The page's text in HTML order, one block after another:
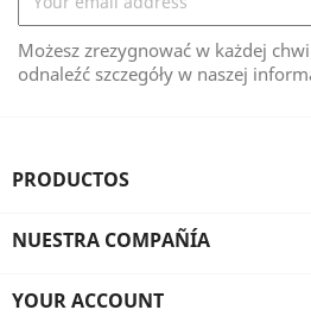
Możesz zrezygnować w każdej
odnaleźć szczegóły w naszej
PRODUCTOS
NUESTRA COMPAÑÍA
YOUR ACCOUNT